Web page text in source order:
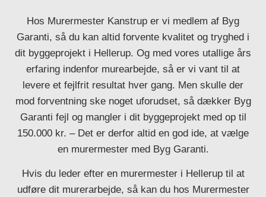
Hos Murermester Kanstrup er vi medlem af Byg
Garanti, så du kan altid forvente kvalitet og tryghed i
dit byggeprojekt i Hellerup. Og med vores utallige års
erfaring indenfor murearbejde, så er vi vant til at
levere et fejlfrit resultat hver gang. Men skulle der
mod forventning ske noget uforudset, så dækker Byg
Garanti fejl og mangler i dit byggeprojekt med op til
150.000 kr. – Det er derfor altid en god ide, at vælge
en murermester med Byg Garanti.
Hvis du leder efter en murermester i Hellerup til at
udføre dit murerarbejde, så kan du hos Murermester